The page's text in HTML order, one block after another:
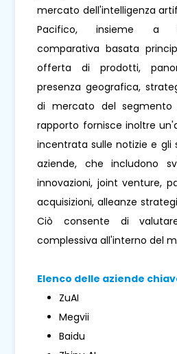
mercato dell'intelligenza
Pacifico, insieme a
comparativa basata
offerta di prodotti,
presenza geografica,
di mercato del segmento
rapporto fornisce inoltre
incentrata sulle notizie e gli
aziende, che includono
innovazioni, joint venture,
acquisizioni, alleanze
Ciò consente di
complessiva all'interno del
Elenco delle aziende
ZuAI
Megvii
Baidu